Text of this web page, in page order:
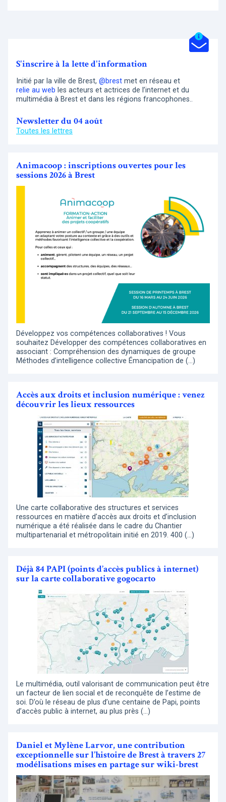
S'inscrire à la lette d'information
Initié par la ville de Brest, @brest met en réseau et
relie au web les acteurs et actrices de l’internet et du
multimédia à Brest et dans les régions francophones..
Newsletter du 04 août
Toutes les lettres
Animacoop : inscriptions ouvertes pour les
sessions 2026 à Brest
Développez vos compétences collaboratives ! Vous
souhaitez Développer des compétences collaboratives en
associant : Compréhension des dynamiques de groupe
Méthodes d’intelligence collective Émancipation de (…)
Accès aux droits et inclusion numérique : venez
découvrir les lieux ressources
Une carte collaborative des structures et services
ressources en matière d’accès aux droits et d’inclusion
numérique a été réalisée dans le cadre du Chantier
multipartenarial et métropolitain initié en 2019. 400 (…)
Déjà 84 PAPI (points d’accès publics à internet)
sur la carte collaborative gogocarto
Le multimédia, outil valorisant de communication peut être
un facteur de lien social et de reconquête de l’estime de
soi. D’où le réseau de plus d’une centaine de Papi, points
d’accès public à internet, au plus près (…)
Daniel et Mylène Larvor, une contribution
exceptionnelle sur l’histoire de Brest à travers 27
modélisations mises en partage sur wiki-brest